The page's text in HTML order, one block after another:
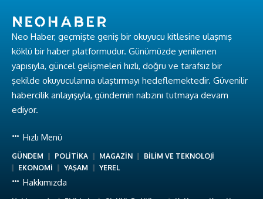
Neo Haber, geçmişte geniş bir okuyucu kitlesine ulaşmış
köklü bir haber platformudur. Günümüzde yenilenen
yapısıyla, güncel gelişmeleri hızlı, doğru ve tarafsız bir
şekilde okuyucularına ulaştırmayı hedeflemektedir. Güvenilir
habercilik anlayışıyla, gündemin nabzını tutmaya devam
ediyor.
Hızlı Menü
GÜNDEM POLİTİKA MAGAZİN
BİLİM VE TEKNOLOJİ
EKONOMİ
YAŞAM YEREL
Hakkımızda